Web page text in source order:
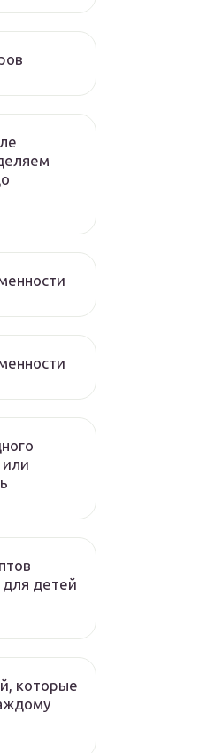
детей
которые